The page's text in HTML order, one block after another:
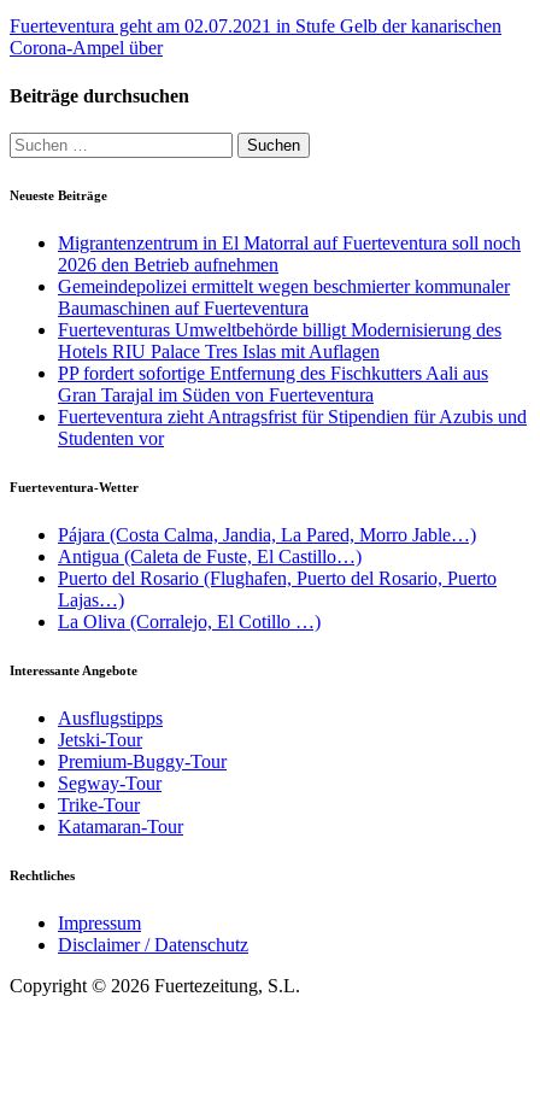
Fuerteventura geht am 02.07.2021 in Stufe Gelb der kanarischen
Corona-Ampel über
Beiträge durchsuchen
Suche
nach:
Neueste Beiträge
Migrantenzentrum in El Matorral auf Fuerteventura soll noch
2026 den Betrieb aufnehmen
Gemeindepolizei ermittelt wegen beschmierter kommunaler
Baumaschinen auf Fuerteventura
Fuerteventuras Umweltbehörde billigt Modernisierung des
Hotels RIU Palace Tres Islas mit Auflagen
PP fordert sofortige Entfernung des Fischkutters Aali aus
Gran Tarajal im Süden von Fuerteventura
Fuerteventura zieht Antragsfrist für Stipendien für Azubis und
Studenten vor
Fuerteventura-Wetter
Pájara (Costa Calma, Jandia, La Pared, Morro Jable…)
Antigua (Caleta de Fuste, El Castillo…)
Puerto del Rosario (Flughafen, Puerto del Rosario, Puerto
Lajas…)
La Oliva (Corralejo, El Cotillo …)
Interessante Angebote
Ausflugstipps
Jetski-Tour
Premium-Buggy-Tour
Segway-Tour
Trike-Tour
Katamaran-Tour
Rechtliches
Impressum
Disclaimer / Datenschutz
Copyright © 2026 Fuertezeitung, S.L.